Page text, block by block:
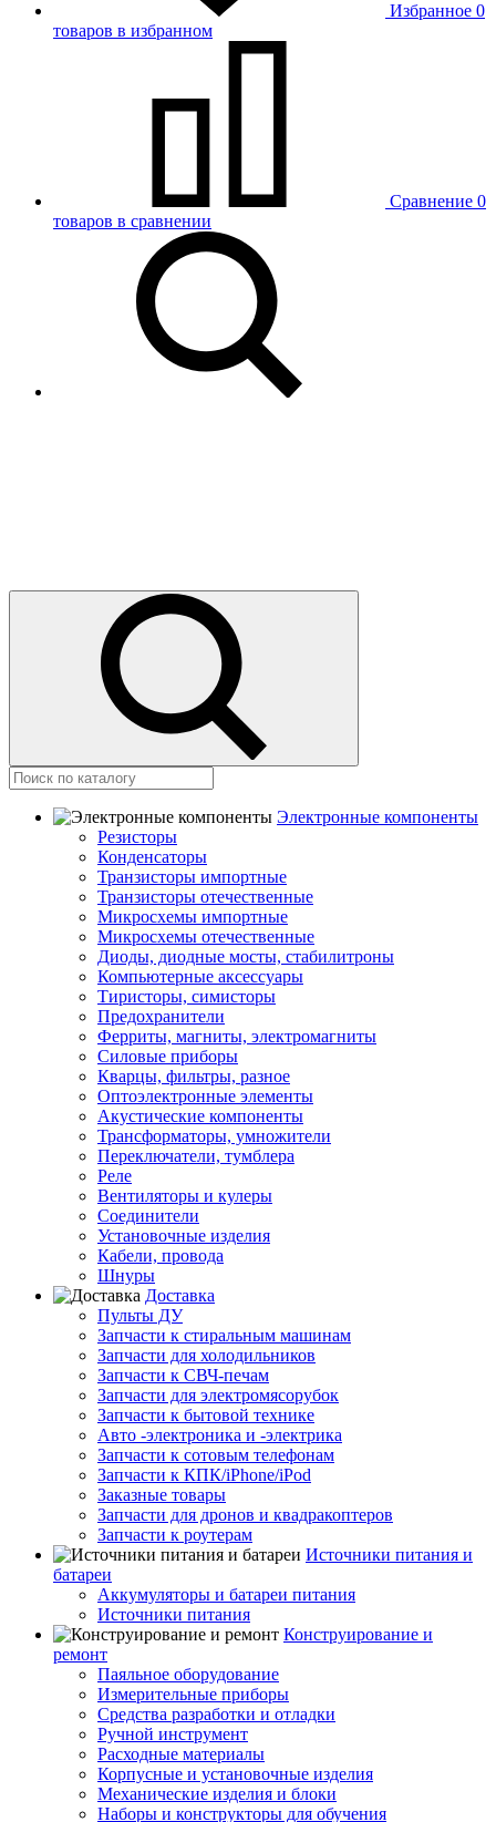
Избранное 0
товаров в избранном
Сравнение 0
товаров в сравнении
Электронные компоненты
Резисторы
Конденсаторы
Транзисторы импортные
Транзисторы отечественные
Микросхемы импортные
Микросхемы отечественные
Диоды, диодные мосты, стабилитроны
Компьютерные аксессуары
Тиристоры, симисторы
Предохранители
Ферриты, магниты, электромагниты
Силовые приборы
Кварцы, фильтры, разное
Оптоэлектронные элементы
Акустические компоненты
Трансформаторы, умножители
Переключатели, тумблера
Реле
Вентиляторы и кулеры
Соединители
Установочные изделия
Кабели, провода
Шнуры
Доставка
Пульты ДУ
Запчасти к стиральным машинам
Запчасти для холодильников
Запчасти к СВЧ-печам
Запчасти для электромясорубок
Запчасти к бытовой технике
Авто -электроника и -электрика
Запчасти к сотовым телефонам
Запчасти к КПК/iPhone/iPod
Заказные товары
Запчасти для дронов и квадракоптеров
Запчасти к роутерам
Источники питания и
батареи
Аккумуляторы и батареи питания
Источники питания
Конструирование и
ремонт
Паяльное оборудование
Измерительные приборы
Средства разработки и отладки
Ручной инструмент
Расходные материалы
Корпусные и установочные изделия
Механические изделия и блоки
Наборы и конструкторы для обучения